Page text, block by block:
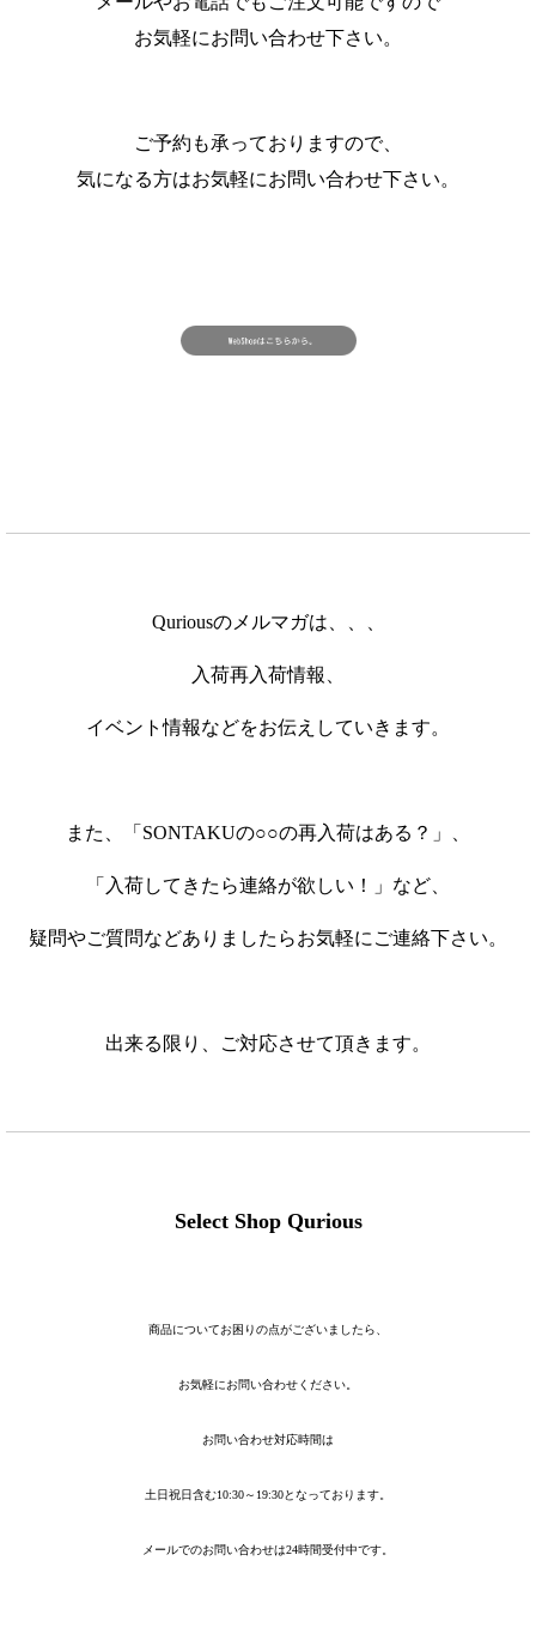
お気軽にお問い合わせ下さい。
ご予約も承っておりますので、
気になる方はお気軽にお問い合わせ下さい。
Quriousのメルマガは、、、
入荷再入荷情報、
イベント情報などをお伝えしていきます。
また、「SONTAKUの○○の再入荷はある？」、
「入荷してきたら連絡が欲しい！」など、
疑問やご質問などありましたらお気軽にご連絡下さい。
出来る限り、ご対応させて頂きます。
Select Shop Qurious
商品についてお困りの点がございましたら、
お気軽にお問い合わせください。
お問い合わせ対応時間は
土日祝日含む10:30～19:30となっております。
メールでのお問い合わせは24時間受付中です。